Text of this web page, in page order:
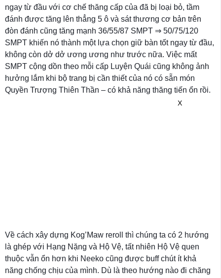
ngay từ đầu với cơ chế thăng cấp của đã bị loại bỏ, tầm
đánh được tăng lên thẳng 5 ô và sát thương cơ bản trên
đòn đánh cũng tăng mạnh 36/55/87 SMPT ⇒ 50/75/120
SMPT khiến nó thành một lựa chọn giữ bàn tốt ngay từ đầu,
không còn dở dở ương ương như trước nữa. Việc mất
SMPT cộng dồn theo mỗi cấp Luyện Quái cũng không ảnh
hưởng lắm khi bộ trang bị cần thiết của nó có sẵn món
Quyền Trượng Thiên Thần – có khả năng thăng tiến ổn rồi.
X
Về cách xây dựng Kog’Maw reroll thì chúng ta có 2 hướng
là ghép với Hạng Nặng và Hộ Vệ, tất nhiên Hộ Vệ quen
thuộc vẫn ổn hơn khi Neeko cũng được buff chút ít khả
năng chống chịu của mình. Dù là theo hướng nào đi chăng